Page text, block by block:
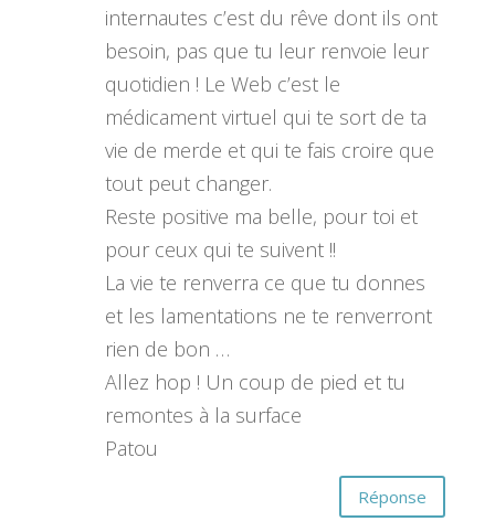
internautes c’est du rêve dont ils ont
besoin, pas que tu leur renvoie leur
quotidien ! Le Web c’est le
médicament virtuel qui te sort de ta
vie de merde et qui te fais croire que
tout peut changer.
Reste positive ma belle, pour toi et
pour ceux qui te suivent !!
La vie te renverra ce que tu donnes
et les lamentations ne te renverront
rien de bon …
Allez hop ! Un coup de pied et tu
remontes à la surface
Patou
Réponse